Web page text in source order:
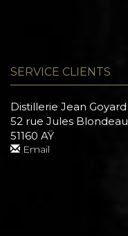
SERVICE CLIENTS
Distillerie Jean Goyard
52 rue Jules Blondeau
51160 AŸ
Email